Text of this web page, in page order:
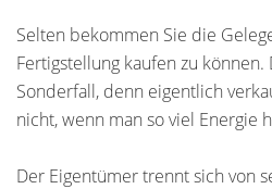
Selten bekommen Sie die
Fertigstellung kaufen zu
Sonderfall, denn eigentlich
nicht, wenn man so viel Energie
Der Eigentümer trennt sich von